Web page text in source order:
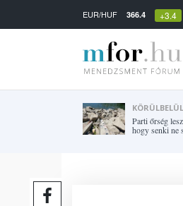
EUR/HUF 366.4 +3.4
Parti őrség
hogy senki ne